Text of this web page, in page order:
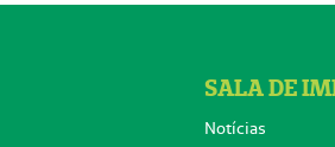
SALA DE
Notícias